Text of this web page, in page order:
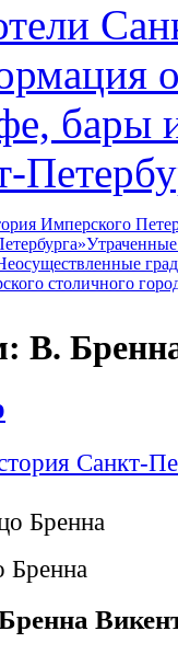
бары
Имперского
столичного
В.
Санкт-
Бренна